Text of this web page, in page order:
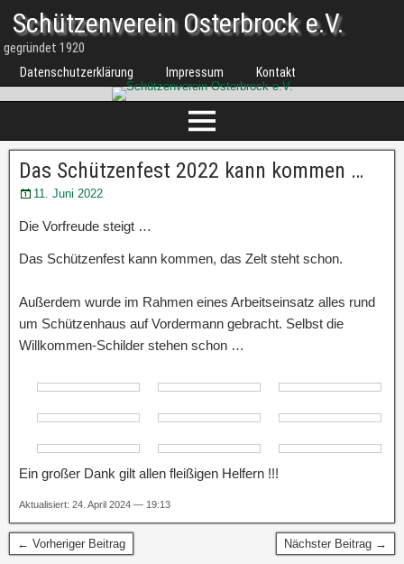
Schützenverein Osterbrock e.V.
gegründet 1920
Datenschutzerklärung Impressum Kontakt
Das Schützenfest 2022 kann kommen …
11. Juni 2022
Die Vorfreude steigt …
Das Schützenfest kann kommen, das Zelt steht schon.
Außerdem wurde im Rahmen eines Arbeitseinsatz alles rund
um Schützenhaus auf Vordermann gebracht. Selbst die
Willkommen-Schilder stehen schon …
Ein großer Dank gilt allen fleißigen Helfern !!!
Aktualisiert: 24. April 2024 — 19:13
← Vorheriger Beitrag Nächster Beitrag →